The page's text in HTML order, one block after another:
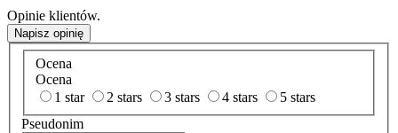
Opinie klientów.
Napisz opinię
Ocena
Ocena
1 star
2 stars 3 stars 4 stars
5 stars
Pseudonim